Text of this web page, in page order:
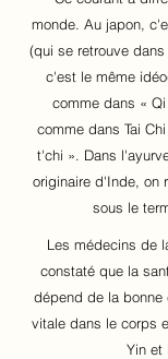
monde. Au japon,
(qui se retrouve
c'est le même
comme dans «
comme dans Tai
t'chi ». Dans
originaire d'Inde, on
sous le
Les médecins de
constaté que la
dépend de la bonne
vitale dans le corps
Yin et